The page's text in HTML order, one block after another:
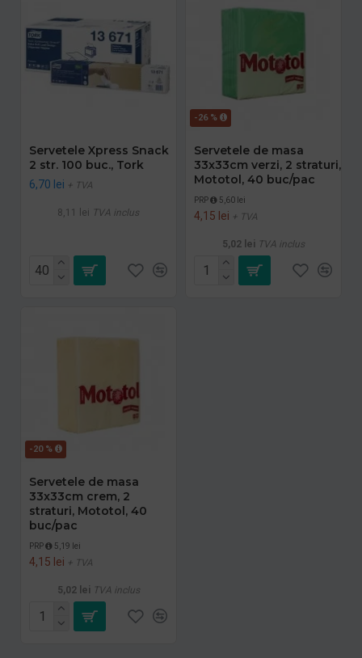
Servetele Xpress Snack
2 str. 100 buc., Tork
6,70 lei + TVA
8,11 lei TVA inclus
-26 %
Servetele de masa
33x33cm verzi, 2 straturi,
Mototol, 40 buc/pac
PRP 5,60 lei
4,15 lei + TVA
5,02 lei TVA inclus
-20 %
Servetele de masa
33x33cm crem, 2
straturi, Mototol, 40
buc/pac
PRP 5,19 lei
4,15 lei + TVA
5,02 lei TVA inclus